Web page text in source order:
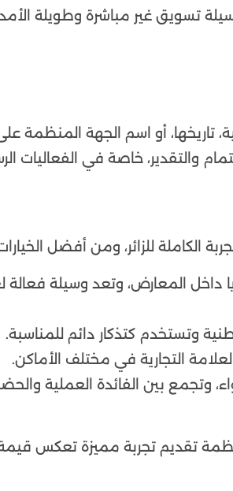
تسويق غير مباشرة وطويلة
تاريخها، أو اسم الجهة المنظمة
والتقدير، خاصة في الفعاليات
الكاملة للزائر، ومن أفضل
داخل المعارض، وتعد وسيلة
وتستخدم كتذكار دائم للمناسبة.
التجارية في مختلف الأماكن.
وتجمع بين الفائدة العملية
تقديم تجربة مميزة تعكس